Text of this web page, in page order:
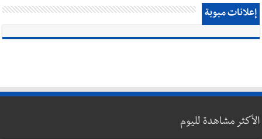
إعلانات مبوبة
الأكثر مشاهدة لليوم